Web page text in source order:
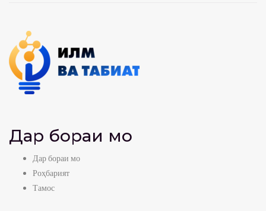
Дар бораи мо
Дар бораи мо
Роҳбарият
Тамос